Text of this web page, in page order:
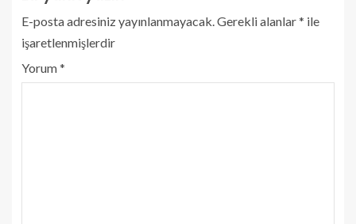
E-posta adresiniz yayınlanmayacak.Gerekli alanlar* ile
işaretlenmişlerdir
Yorum*